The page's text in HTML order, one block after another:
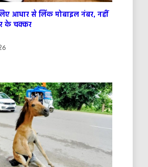
आधार से लिंक मोबाइल नंबर, नहीं
के चक्कर